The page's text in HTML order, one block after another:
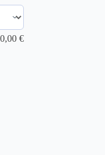
0,00 €